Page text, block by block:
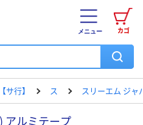
カゴ
メニュー
サ行】 ス スリーエム ジャ
アルミテープ